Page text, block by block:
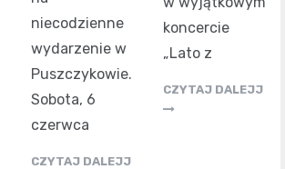
niecodzienne
wydarzenie w
Puszczykowie.
Sobota, 6
czerwca
CZYTAJ DALEJJ
koncercie
„Lato z
CZYTAJ DALEJJ